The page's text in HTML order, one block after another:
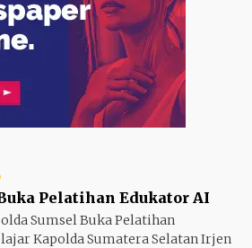
Pelatihan Edukator AI
Sumsel Buka Pelatihan
Kapolda Sumatera Selatan Irjen